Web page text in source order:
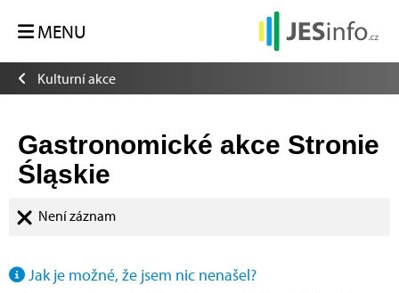
MENU
Kulturní akce
Gastronomické akce Stronie
Śląskie
Není záznam
Jak je možné, že jsem nic nenašel?